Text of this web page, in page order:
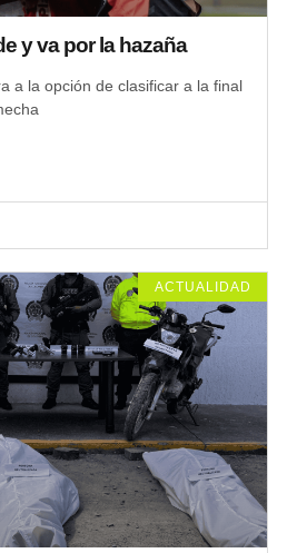
y va por la hazaña
a la opción de clasificar a la final
ACTUALIDAD